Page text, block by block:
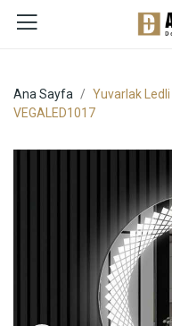
Ana Sayfa
Yuvarlak
VEGALED1017